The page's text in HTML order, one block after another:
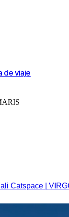
de viaje
Catspace |